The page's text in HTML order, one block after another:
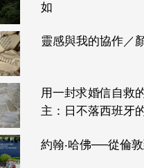
如
靈感與我的協作／
用一封求婚信自救
主：日不落西班牙
約翰‧哈佛──從倫